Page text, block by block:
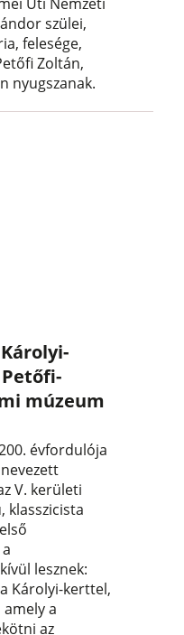
szülei,
felesége,
Zoltán,
nyugszanak.
múzeum
évfordulója
V. kerületi
klasszicista
lesznek:
Károlyi-kerttel,
a
az